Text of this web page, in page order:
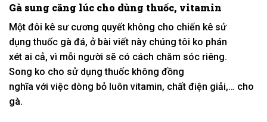
Gà sung căng lúc cho dùng thuốc, vitamin
Một đôi kê sư cương quyết không cho chiến kê sử
dụng thuốc gà đá, ở bài viết này chúng tôi ko phán
xét ai cả, vì mỗi người sẽ có cách chăm sóc riêng.
Song ko cho sử dụng thuốc không đồng
nghĩa với việc dòng bỏ luôn vitamin, chất điện giải,… cho
gà.